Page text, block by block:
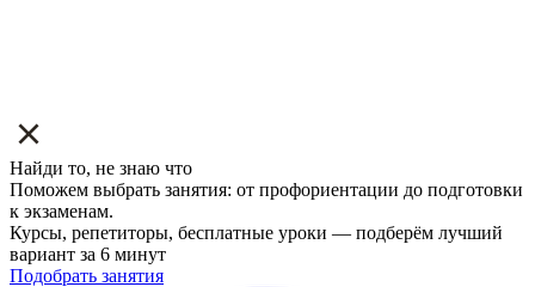
Найди то, не знаю что
Поможем выбрать занятия: от профориентации до подготовки
к экзаменам.
Курсы, репетиторы, бесплатные уроки — подберём лучший
вариант за 6 минут
Подобрать занятия